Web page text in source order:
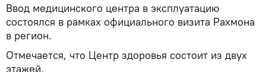
Ввод медицинского центра в эксплуатацию
состоялся в рамках официального визита Рахмона
в регион.
Отмечается, что Центр здоровья состоит из двух
этажей.